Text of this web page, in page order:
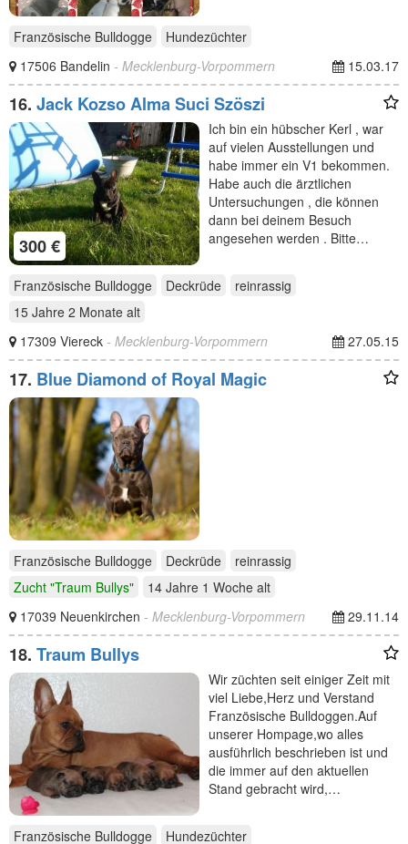
Französische Bulldogge
Hundezüchter
17506 Bandelin - Mecklenburg-Vorpommern 15.03.17
16. Jack Kozso Alma Suci Szöszi
300 €
Ich bin ein hübscher Kerl , war
auf vielen Ausstellungen und
habe immer ein V1 bekommen.
Habe auch die ärztlichen
Untersuchungen , die können
dann bei deinem Besuch
angesehen werden . Bitte…
Französische Bulldogge Deckrüde
reinrassig
15 Jahre 2 Monate alt
17309 Viereck - Mecklenburg-Vorpommern 27.05.15
17. Blue Diamond of Royal Magic
Französische Bulldogge Deckrüde
reinrassig
Zucht "Traum Bullys"
14 Jahre 1 Woche alt
17039 Neuenkirchen - Mecklenburg-Vorpommern 29.11.14
18. Traum Bullys
Wir züchten seit einiger Zeit mit
viel Liebe,Herz und Verstand
Französische Bulldoggen.Auf
unserer Hompage,wo alles
ausführlich beschrieben ist und
die immer auf den aktuellen
Stand gebracht wird,…
Französische Bulldogge
Hundezüchter